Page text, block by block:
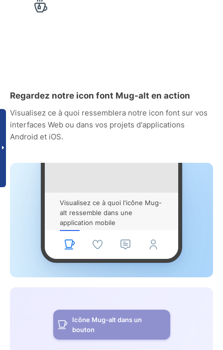
Regardez notre icon font Mug-alt en action
Visualisez ce à quoi ressemblera notre icon font sur vos
interfaces Web ou dans vos projets d'applications
Android et iOS.
Visualisez ce à quoi l'icône Mug-
alt ressemble dans une
application mobile
Icône Mug-alt dans un
bouton